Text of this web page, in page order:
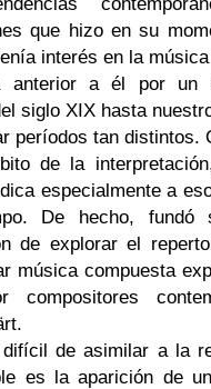
que hizo en su
interés en la
anterior a él por un
siglo XIX hasta
períodos tan distintos.
de la
especialmente a
De hecho, fundó
de explorar el
música compuesta
de asimilar a la
es la aparición de